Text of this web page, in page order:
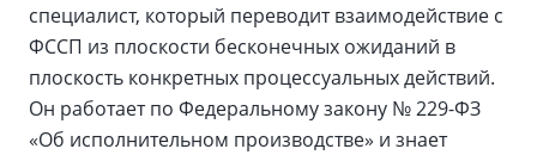
специалист, который переводит взаимодействие с
ФССП из плоскости бесконечных ожиданий в
плоскость конкретных процессуальных действий.
Он работает по Федеральному закону № 229-ФЗ
«Об исполнительном производстве» и знает